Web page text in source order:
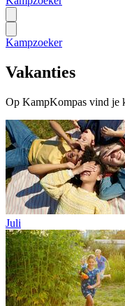
Kampzoeker
Vakanties
Op KampKompas vind je
Juli